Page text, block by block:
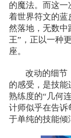
的魔法。而这一
着世界符文的
然落地，无数中
王”，正以一种
座。
改动的细节
的感受，是技能
熟练度的“几何
计师似乎在告诉
于单纯的技能倾